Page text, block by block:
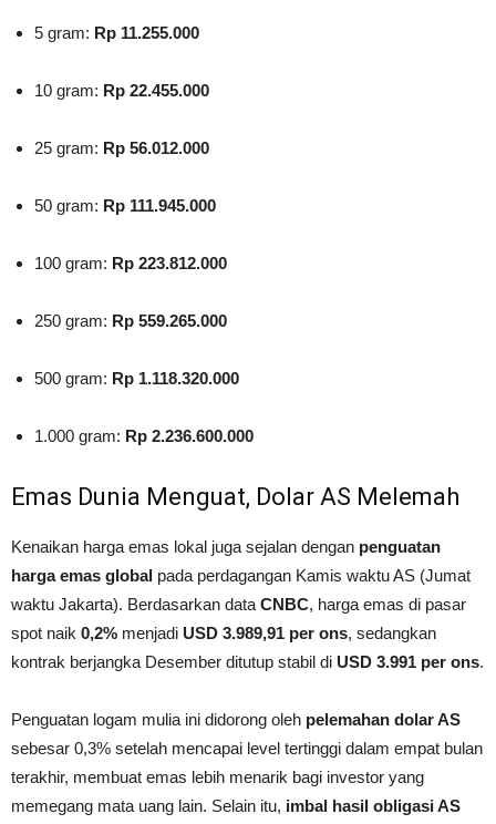
5 gram: Rp 11.255.000
10 gram: Rp 22.455.000
25 gram: Rp 56.012.000
50 gram: Rp 111.945.000
100 gram: Rp 223.812.000
250 gram: Rp 559.265.000
500 gram: Rp 1.118.320.000
1.000 gram: Rp 2.236.600.000
Emas Dunia Menguat, Dolar AS Melemah
Kenaikan harga emas lokal juga sejalan dengan penguatan
harga emas global pada perdagangan Kamis waktu AS (Jumat
waktu Jakarta). Berdasarkan data CNBC, harga emas di pasar
spot naik 0,2% menjadi USD 3.989,91 per ons, sedangkan
kontrak berjangka Desember ditutup stabil di USD 3.991 per ons.
Penguatan logam mulia ini didorong oleh pelemahan dolar AS
sebesar 0,3% setelah mencapai level tertinggi dalam empat bulan
terakhir, membuat emas lebih menarik bagi investor yang
memegang mata uang lain. Selain itu, imbal hasil obligasi AS